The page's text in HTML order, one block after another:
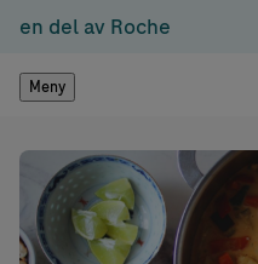
en del av Roche
Meny